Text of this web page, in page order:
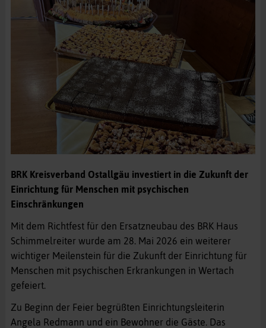
BRK Kreisverband Ostallgäu investiert in die Zukunft der
Einrichtung für Menschen mit psychischen
Einschränkungen
Mit dem Richtfest für den Ersatzneubau des BRK Haus
Schimmelreiter wurde am 28. Mai 2026 ein weiterer
wichtiger Meilenstein für die Zukunft der Einrichtung für
Menschen mit psychischen Erkrankungen in Wertach
gefeiert.
Zu Beginn der Feier begrüßten Einrichtungsleiterin
Angela Redmann und ein Bewohner die Gäste. Das